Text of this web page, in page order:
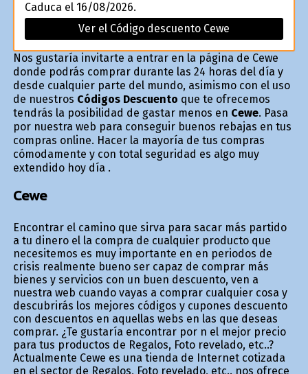
Caduca el 16/08/2026.
Ver el Código descuento Cewe
Nos gustaría invitarte a entrar en la página de Cewe
donde podrás comprar durante las 24 horas del día y
desde cualquier parte del mundo, asimismo con el uso
de nuestros Códigos Descuento que te ofrecemos
tendrás la posibilidad de gastar menos en Cewe. Pasa
por nuestra web para conseguir buenos rebajas en tus
compras online. Hacer la mayoría de tus compras
cómodamente y con total seguridad es algo muy
extendido hoy día .
Cewe
Encontrar el camino que sirva para sacar más partido
a tu dinero el la compra de cualquier producto que
necesitemos es muy importante en en periodos de
crisis realmente bueno ser capaz de comprar más
bienes y servicios con un buen descuento, ven a
nuestra web cuando vayas a comprar cualquier cosa y
descubrirás los mejores códigos y cupones descuento
con descuentos en aquellas webs en las que deseas
comprar. ¿Te gustaría encontrar por fin el mejor precio
para tus productos de Regalos, Foto revelado, etc..?
Actualmente Cewe es una tienda de Internet cotizada
en el sector de Regalos, Foto revelado, etc.. nos ofrece